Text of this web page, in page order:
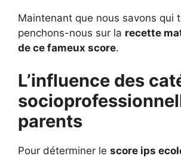
Maintenant que nous savons qui
penchons-nous sur la recette
de ce fameux score.
L’influence des
parents
Pour déterminer le score ips